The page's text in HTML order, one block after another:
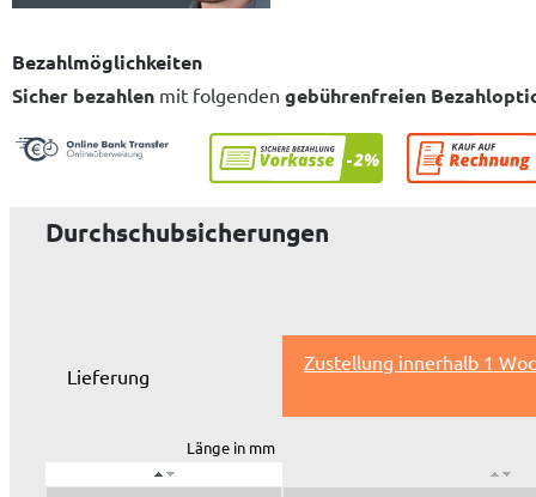
Bezahlmöglichkeiten
Sicher bezahlen mit folgenden gebührenfreien
Durchschubsicherungen
Lieferung
Zustellung innerhalb 1
Länge in mm